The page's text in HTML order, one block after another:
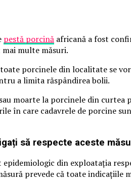
pestă porcină africană a fost
multe măsuri.
porcinele din localitate se
a limita răspândirea bolii.
moarte la porcinele din
în care cadavrele de porcine
să respecte aceste
epidemiologic din exploatația
prevede că toate